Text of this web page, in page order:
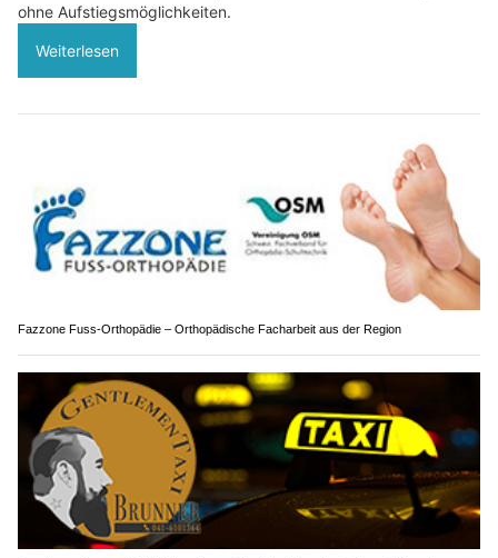
ohne Aufstiegsmöglichkeiten.
Weiterlesen
Fazzone Fuss-Orthopädie – Orthopädische Facharbeit aus der Region